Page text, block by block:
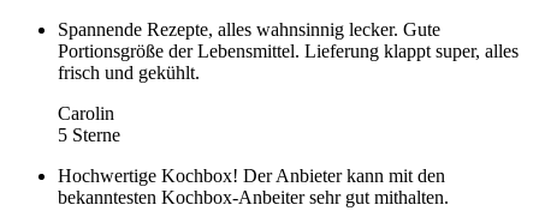
Spannende Rezepte, alles wahnsinnig lecker. Gute
Portionsgröße der Lebensmittel. Lieferung klappt super, alles
frisch und gekühlt.
Carolin
5 Sterne
Hochwertige Kochbox! Der Anbieter kann mit den
bekanntesten Kochbox-Anbeiter sehr gut mithalten.